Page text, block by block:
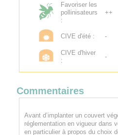
Favoriser les
pollinisateurs
:
++
CIVE d'été : -
CIVE d'hiver
:
-
Commentaires
Avant d’implanter un couvert
réglementation en vigueur dans
en particulier à propos du choix